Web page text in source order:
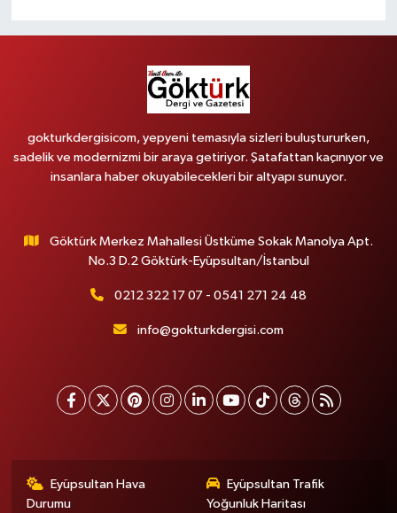
gokturkdergisicom, yepyeni temasıyla sizleri buluştururken,
sadelik ve modernizmi bir araya getiriyor. Şatafattan kaçınıyor ve
insanlara haber okuyabilecekleri bir altyapı sunuyor.
Göktürk Merkez Mahallesi Üstküme Sokak Manolya Apt.
No.3 D.2 Göktürk-Eyüpsultan/İstanbul
0212 322 17 07 - 0541 271 24 48
info@gokturkdergisi.com
Eyüpsultan Hava
Durumu
Eyüpsultan Trafik
Yoğunluk Haritası